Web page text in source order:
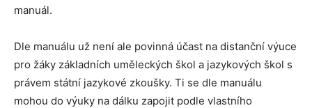
manuál.
Dle manuálu už není ale povinná účast na distanční výuce
pro žáky základních uměleckých škol a jazykových škol s
právem státní jazykové zkoušky. Ti se dle manuálu
mohou do výuky na dálku zapojit podle vlastního